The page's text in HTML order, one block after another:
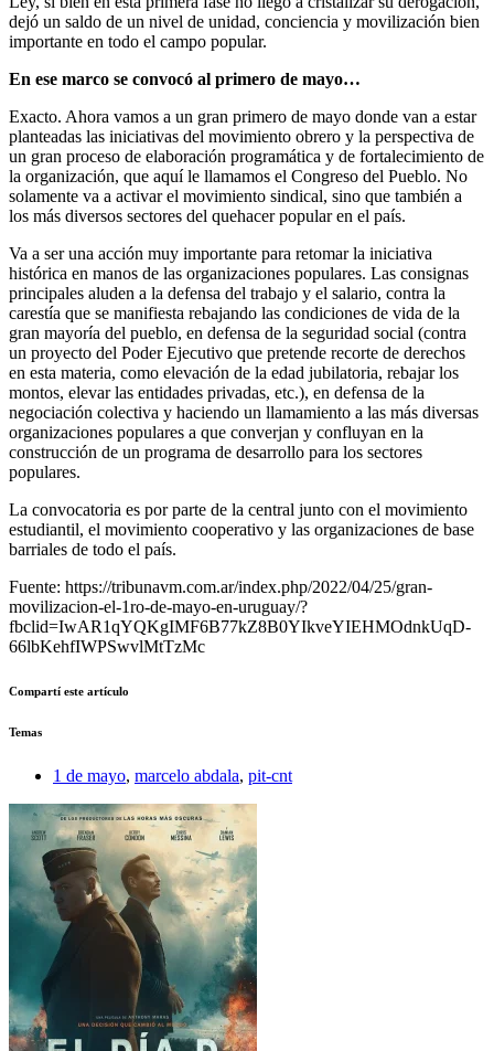
dejó un saldo de un nivel de unidad, conciencia y movilización bien
importante en todo el campo popular.
En ese marco se convocó al primero de mayo…
Exacto. Ahora vamos a un gran primero de mayo donde van a estar
planteadas las iniciativas del movimiento obrero y la perspectiva de
un gran proceso de elaboración programática y de fortalecimiento de
la organización, que aquí le llamamos el Congreso del Pueblo. No
solamente va a activar el movimiento sindical, sino que también a
los más diversos sectores del quehacer popular en el país.
Va a ser una acción muy importante para retomar la iniciativa
histórica en manos de las organizaciones populares. Las consignas
principales aluden a la defensa del trabajo y el salario, contra la
carestía que se manifiesta rebajando las condiciones de vida de la
gran mayoría del pueblo, en defensa de la seguridad social (contra
un proyecto del Poder Ejecutivo que pretende recorte de derechos
en esta materia, como elevación de la edad jubilatoria, rebajar los
montos, elevar las entidades privadas, etc.), en defensa de la
negociación colectiva y haciendo un llamamiento a las más diversas
organizaciones populares a que converjan y confluyan en la
construcción de un programa de desarrollo para los sectores
populares.
La convocatoria es por parte de la central junto con el movimiento
estudiantil, el movimiento cooperativo y las organizaciones de base
barriales de todo el país.
Fuente: https://tribunavm.com.ar/index.php/2022/04/25/gran-
movilizacion-el-1ro-de-mayo-en-uruguay/?
fbclid=IwAR1qYQKgIMF6B77kZ8B0YIkveYIEHMOdnkUqD-
66lbKehfIWPSwvlMtTzMc
Compartí este artículo
Temas
1 de mayo, marcelo abdala, pit-cnt